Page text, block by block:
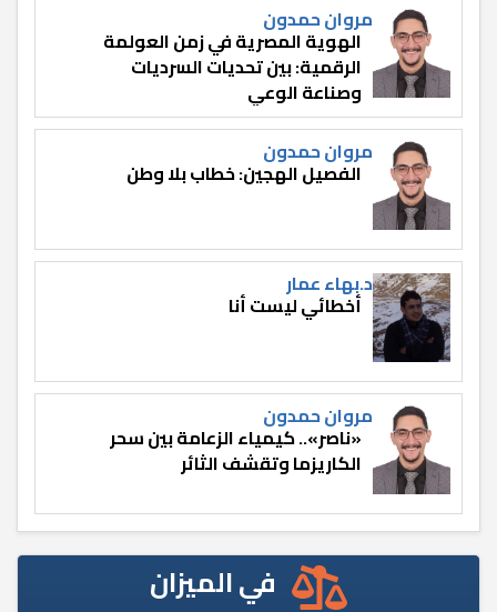
مروان حمدون
الهوية المصرية في زمن العولمة
الرقمية: بين تحديات السرديات
وصناعة الوعي
مروان حمدون
الفصيل الهجين: خطاب بلا وطن
د.بهاء عمار
أخطائي ليست أنا
مروان حمدون
«ناصر».. كيمياء الزعامة بين سحر
الكاريزما وتقشف الثائر
في الميزان